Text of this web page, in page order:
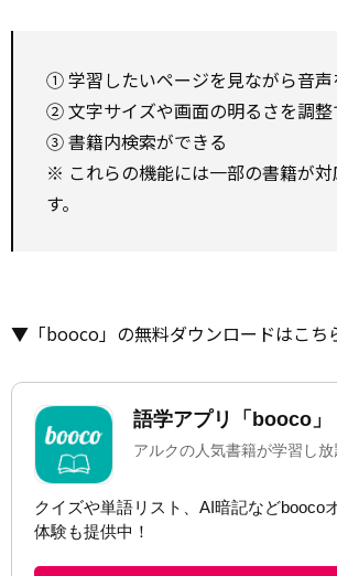
① 学習したいページを見ながら音声
② 文字サイズや画面の明るさを調整
③ 書籍内検索ができる
※ これらの機能には一部の書籍が対
す。
▼「booco」の無料ダウンロードはこち